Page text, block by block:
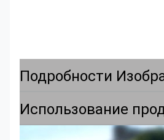
Подробности
Использование